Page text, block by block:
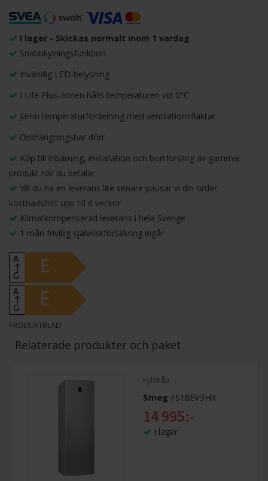
I lager - Skickas normalt inom 1 vardag
Snabbkylningsfunktion
Invändig LED-belysning
I Life Plus-zonen hålls temperaturen vid 0°C
Jämn temperaturfördelning med ventilationsfläktar
Omhängningsbar dörr
Köp till inbärning, installation och bortforsling av gammal
produkt när du betalar
Vill du ha en leverans lite senare pausar vi din order
kostnadsfritt upp till 6 veckor
Klimatkompenserad leverans i hela Sverige
1 mån frivillig självriskförsäkring ingår
A
↑
G
E
A
↑
G
E
PRODUKTBLAD
Relaterade produkter och paket
Kylskåp
Smeg FS18EV3HX
14 995:-
I lager